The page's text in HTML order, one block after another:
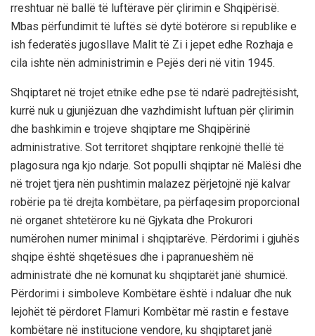
rreshtuar në ballë të luftërave për çlirimin e Shqipërisë.
Mbas përfundimit të luftës së dytë botërore si republike e
ish federatës jugosllave Malit të Zi i jepet edhe Rozhaja e
cila ishte nën administrimin e Pejës deri në vitin 1945.
Shqiptaret në trojet etnike edhe pse të ndarë padrejtësisht,
kurrë nuk u gjunjëzuan dhe vazhdimisht luftuan për çlirimin
dhe bashkimin e trojeve shqiptare me Shqipërinë
administrative. Sot territoret shqiptare renkojnë thellë të
plagosura nga kjo ndarje. Sot populli shqiptar në Malësi dhe
në trojet tjera nën pushtimin malazez përjetojnë një kalvar
robërie pa të drejta kombëtare, pa përfaqesim proporcional
në organet shtetërore ku në Gjykata dhe Prokurori
numërohen numer minimal i shqiptarëve. Përdorimi i gjuhës
shqipe është shqetësues dhe i papranueshëm në
administratë dhe në komunat ku shqiptarët janë shumicë.
Përdorimi i simboleve Kombëtare është i ndaluar dhe nuk
lejohët të përdoret Flamuri Kombëtar më rastin e festave
kombëtare në institucione vendore, ku shqiptaret janë